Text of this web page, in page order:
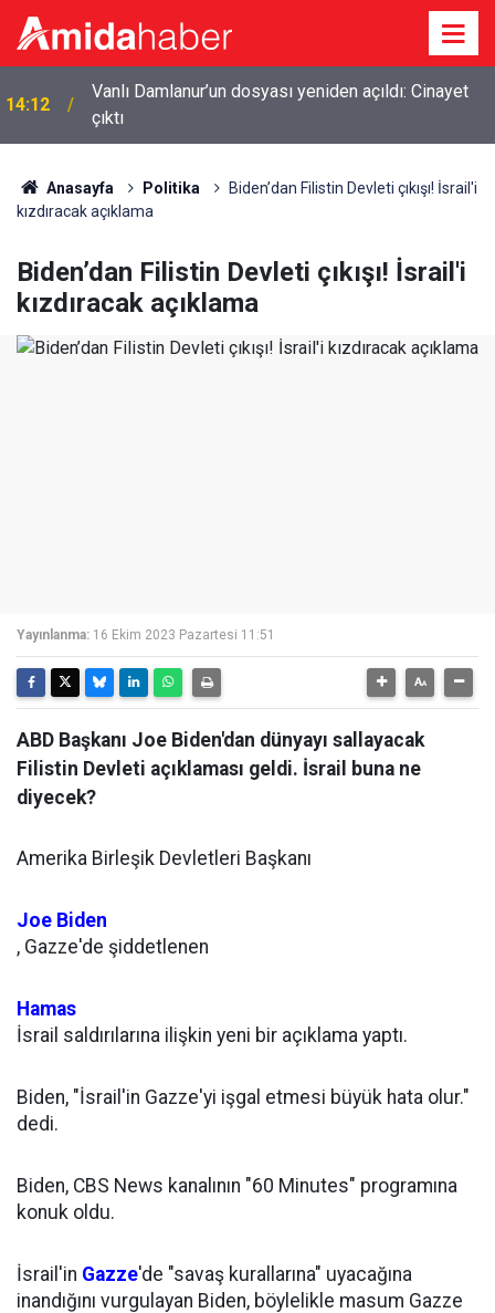
13:50
Diyarbakır’da kurşunlama ve yaralamadan 4 kişi
yakalandı
Anasayfa Politika
Biden’dan Filistin Devleti çıkışı! İsrail'i
kızdıracak açıklama
Biden’dan Filistin Devleti çıkışı! İsrail'i
kızdıracak açıklama
Yayınlanma: 16 Ekim 2023 Pazartesi 11:51
ABD Başkanı Joe Biden'dan dünyayı sallayacak
Filistin Devleti açıklaması geldi. İsrail buna ne
diyecek?
Amerika Birleşik Devletleri Başkanı
Joe Biden
, Gazze'de şiddetlenen
Hamas
İsrail saldırılarına ilişkin yeni bir açıklama yaptı.
Biden, "İsrail'in Gazze'yi işgal etmesi büyük hata olur."
dedi.
Biden, CBS News kanalının "60 Minutes" programına
konuk oldu.
İsrail'in Gazze'de "savaş kurallarına" uyacağına
inandığını vurgulayan Biden, böylelikle masum Gazze